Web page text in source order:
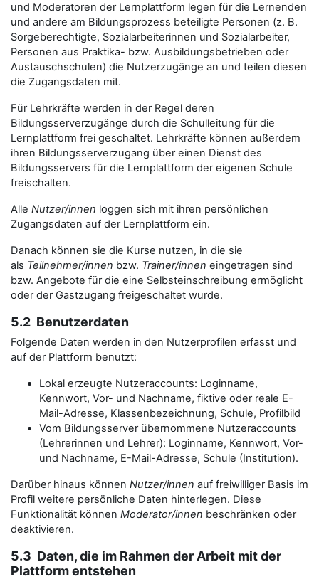
und Moderatoren der Lernplattform legen für die Lernenden
und andere am Bildungsprozess beteiligte Personen (z. B.
Sorgeberechtigte, Sozialarbeiterinnen und Sozialarbeiter,
Personen aus Praktika- bzw. Ausbildungsbetrieben oder
Austauschschulen) die Nutzerzugänge an und teilen diesen
die Zugangsdaten mit.
Für Lehrkräfte werden in der Regel deren
Bildungsserverzugänge durch die Schulleitung für die
Lernplattform frei geschaltet. Lehrkräfte können außerdem
ihren Bildungsserverzugang über einen Dienst des
Bildungsservers für die Lernplattform der eigenen Schule
freischalten.
Alle Nutzer/innen loggen sich mit ihren persönlichen
Zugangsdaten auf der Lernplattform ein.
Danach können sie die Kurse nutzen, in die sie
als Teilnehmer/innen bzw. Trainer/innen eingetragen sind
bzw. Angebote für die eine Selbsteinschreibung ermöglicht
oder der Gastzugang freigeschaltet wurde.
5.2 Benutzerdaten
Folgende Daten werden in den Nutzerprofilen erfasst und
auf der Plattform benutzt:
Lokal erzeugte Nutzeraccounts: Loginname,
Kennwort, Vor- und Nachname, fiktive oder reale E-
Mail-Adresse, Klassenbezeichnung, Schule, Profilbild
Vom Bildungsserver übernommene Nutzeraccounts
(Lehrerinnen und Lehrer): Loginname, Kennwort, Vor-
und Nachname, E-Mail-Adresse, Schule (Institution).
Darüber hinaus können Nutzer/innen auf freiwilliger Basis im
Profil weitere persönliche Daten hinterlegen. Diese
Funktionalität können Moderator/innen beschränken oder
deaktivieren.
5.3 Daten, die im Rahmen der Arbeit mit der
Plattform entstehen